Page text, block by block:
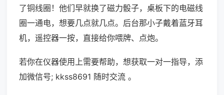
了铜线圈！他们早就换了磁力骰子，桌板下的电磁线
圈一通电，想要几点就几点。后台那小子戴着蓝牙耳
机，遥控器一按，直接给你喂牌、点炮。
若你在仪器使用上需要帮助，想获取一对一指导，添
加微信号; kkss8691 随时交流 。